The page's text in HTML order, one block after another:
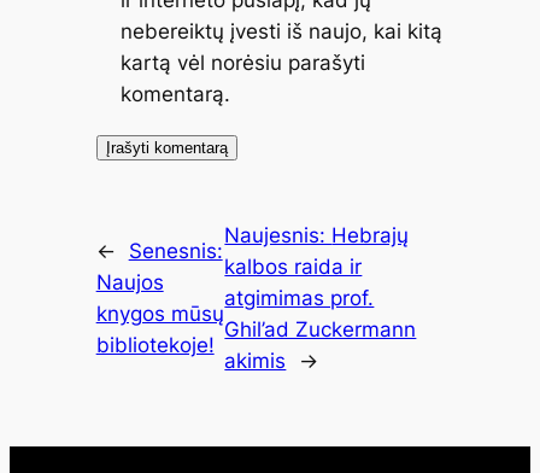
nebereiktų įvesti iš naujo, kai kitą
kartą vėl norėsiu parašyti
komentarą.
←
Senesnis:
Naujos
knygos mūsų
bibliotekoje!
Naujesnis: Hebrajų
kalbos raida ir
atgimimas prof.
Ghil’ad Zuckermann
akimis
→